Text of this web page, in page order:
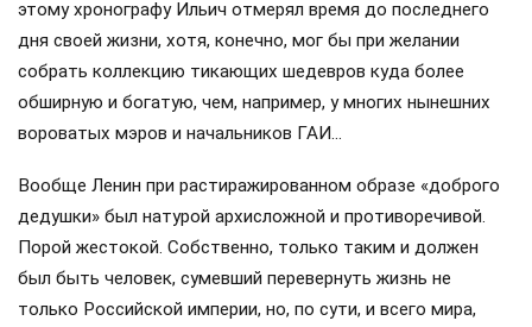
этому хронографу Ильич отмерял время до последнего
дня своей жизни, хотя, конечно, мог бы при желании
собрать коллекцию тикающих шедевров куда более
обширную и богатую, чем, например, у многих нынешних
вороватых мэров и начальников ГАИ…
Вообще Ленин при растиражированном образе «доброго
дедушки» был натурой архисложной и противоречивой.
Порой жестокой. Собственно, только таким и должен
был быть человек, сумевший перевернуть жизнь не
только Российской империи, но, по сути, и всего мира,